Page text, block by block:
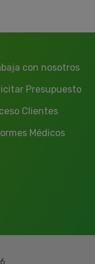
con nosotros
Presupuesto
Clientes
Médicos